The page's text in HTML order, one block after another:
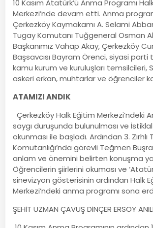
10 Kasım Atatürk’ü Anma Programı
Merkezi’nde devam etti. Anma
Çerkezköy Kaymakamı A. Selami
Tugay Komutanı Tuğgeneral Osman
Başkanımız Vahap Akay, Çerkezköy
Başsavcısı Bayram Örenci, siyasi parti
kamu kurum ve kuruluşları temsilcileri,
askeri erkan, muhtarlar ve öğrenciler
ATAMIZI ANDIK
Çerkezköy Halk Eğitim Merkezi’ndeki
saygı duruşunda bulunulması ve İstiklal
okunması ile başladı. Ardından 3. Zırhlı
Komutanlığı’nda görevli Teğmen
anlam ve önemini belirten konuşma
Öğrencilerin şiirlerini okuması ve
sinevizyon gösterisinin ardından Halk
Merkezi’ndeki anma programı sona
ŞEHİT UZMAN ÇAVUŞ DİNÇER ERSOY